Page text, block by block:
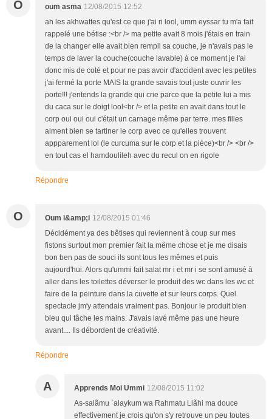
O oum asma 12/08/2015 12:52
ah les akhwattes qu'est ce que j'ai ri lool, umm eyssar tu m'a fait
rappelé une bétise :<br /> ma petite avait 8 mois j'étais en train
de la changer elle avait bien rempli sa couche, je n'avais pas le
temps de laver la couche(couche lavable) à ce moment je l'ai
donc mis de coté et pour ne pas avoir d'accident avec les petites
j'ai fermé la porte MAIS la grande savais tout juste ouvrir les
porte!!! j'entends la grande qui crie parce que la petite lui a mis
du caca sur le doigt lool<br /> et la petite en avait dans tout le
corp oui oui oui c'était un carnage même par terre. mes filles
aiment bien se tartiner le corp avec ce qu'elles trouvent
appparement lol (le curcuma sur le corp et la pièce)<br /> <br />
en tout cas el hamdoulileh avec du recul on en rigole
Répondre
O Oum i&amp;i 12/08/2015 01:46
Décidément ya des bêtises qui reviennent à coup sur mes
fistons surtout mon premier fait la même chose et je me disais
bon ben pas de souci ils sont tous les mêmes et puis
aujourd'hui. Alors qu'ummi fait salat mr i et mr i se sont amusé à
aller dans les toilettes déverser le produit des wc dans les wc et
faire de la peinture dans la cuvette et sur leurs corps. Quel
spectacle jm'y attendais vraiment pas. Bonjour le produit bien
bleu qui tâche les mains. J'avais lavé même pas une heure
avant.... Ils débordent de créativité.
Répondre
A Apprends Moi Ummi 12/08/2015 11:02
As-salãmu `alaykum wa Rahmatu Llãhi ma douce
effectivement je crois qu'on s'y retrouve un peu toutes